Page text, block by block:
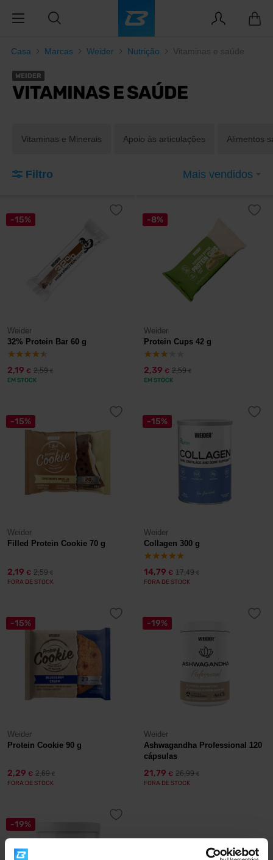
Casa Marcas Weider Nutrição Vitaminas e saúde
WEIDER
VITAMINAS E SAÚDE
Vitaminas e Minerais Apoio às articulações Alimentos
Filtro Mais vendidos
-15%
Weider
32% Protein Bar 60 g
2,19 € 2,59€
EM STOCK
-8%
Weider
Protein Cups 42 g
2,39 € 2,59€
EM STOCK
-15%
Weider
Filled Protein Cookie 70 g
2,19 € 2,59€
FORA DE STOCK
-15%
Weider
Collagen 300 g
14,79 € 17,49€
FORA DE STOCK
-15%
Weider
Protein Cookie 90 g
2,29 € 2,69€
FORA DE STOCK
-19%
Weider
Ashwagandha Professional 120
cápsulas
21,79 € 26,99€
FORA DE STOCK
-19%